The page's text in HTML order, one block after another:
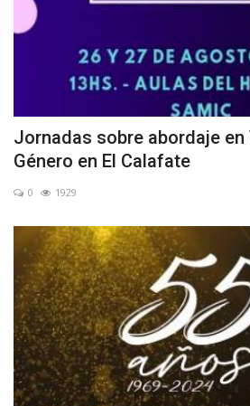
Jornadas sobre abordaje
Género en El Calafate
0 1929